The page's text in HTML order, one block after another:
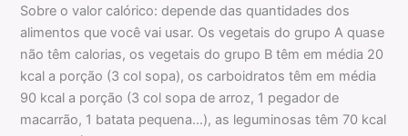
Sobre o valor calórico: depende das quantidades dos
alimentos que você vai usar. Os vegetais do grupo A quase
não têm calorias, os vegetais do grupo B têm em média 20
kcal a porção (3 col sopa), os carboidratos têm em média
90 kcal a porção (3 col sopa de arroz, 1 pegador de
macarrão, 1 batata pequena…), as leguminosas têm 70 kcal